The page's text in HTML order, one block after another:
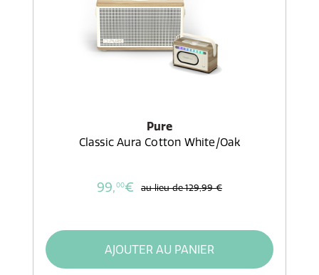
Pure
Classic Aura Cotton White/Oak
99,00€ au lieu de129,99 €
AJOUTER AU PANIER